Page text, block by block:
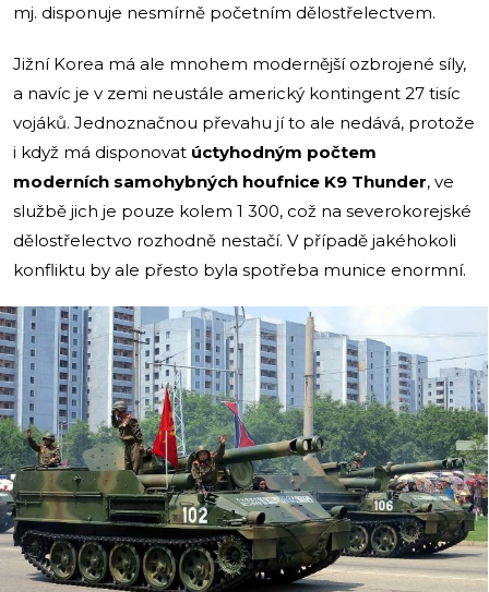
mj. disponuje nesmírně početním dělostřelectvem.
Jižní Korea má ale mnohem modernější ozbrojené síly,
a navíc je v zemi neustále americký kontingent 27 tisíc
vojáků. Jednoznačnou převahu jí to ale nedává, protože
i když má disponovat úctyhodným počtem
moderních samohybných houfnice K9 Thunder, ve
službě jich je pouze kolem 1 300, což na severokorejské
dělostřelectvo rozhodně nestačí. V případě jakéhokoli
konfliktu by ale přesto byla spotřeba munice enormní.